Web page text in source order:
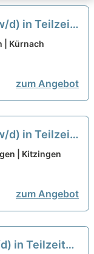
d) in Teilzeit
Teams!
| Kürnach
zum Angebot
d) in Teilzeit
- Starte
| Kitzingen
zum Angebot
in Teilzeit